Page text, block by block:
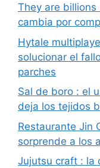
They are
cambia por
Hytale
solucionar el
parches
Sal de boro : el
deja los tejidos
Restaurante Jin
sorprende a los
Jujutsu craft : la